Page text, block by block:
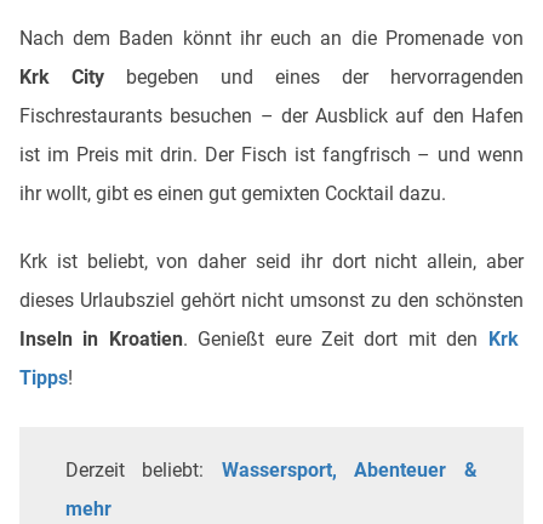
Nach dem Baden könnt ihr euch an die Promenade von
Krk City begeben und eines der hervorragenden
Fischrestaurants besuchen – der Ausblick auf den Hafen
ist im Preis mit drin. Der Fisch ist fangfrisch – und wenn
ihr wollt, gibt es einen gut gemixten Cocktail dazu.
Krk ist beliebt, von daher seid ihr dort nicht allein, aber
dieses Urlaubsziel gehört nicht umsonst zu den schönsten
Inseln in Kroatien. Genießt eure Zeit dort mit den Krk
Tipps!
Derzeit beliebt: Wassersport, Abenteuer &
mehr